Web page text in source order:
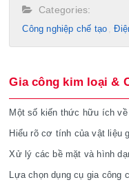
Categories:
Công nghiệp chế tạo​
Gia công kim loại &
Một số kiến thức hữu ích về
Hiểu rõ cơ tính của vật liệu
Xử lý các bề mặt và hình
Lựa chọn dụng cụ gia công